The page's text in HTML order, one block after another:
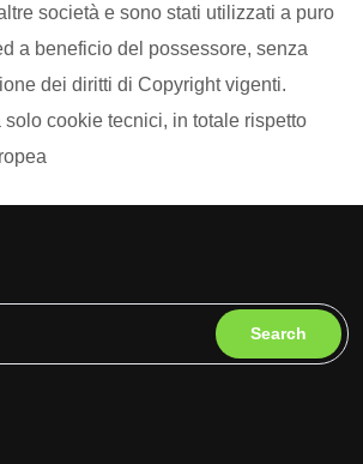
società e sono stati utilizzati a puro
a beneficio del possessore, senza
dei diritti di Copyright vigenti.
cookie tecnici, in totale rispetto